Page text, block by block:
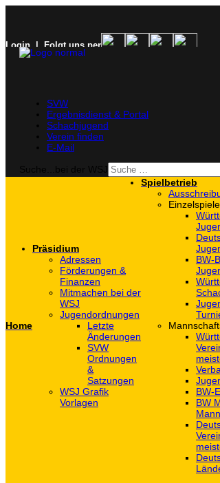
Login | Folgt uns per
SVW
Ergebnisdienst & Portal
Schachjugend
Verein finden
E-Mail
Home
Präsidium
Adressen
Förderungen &
Finanzen
Mitmachen bei der
WSJ
Jugendordnungen
Letzte
Änderungen
SVW
Ordnungen
&
Satzungen
WSJ Grafik
Vorlagen
Spielbetrieb
BW-
BW-
BW